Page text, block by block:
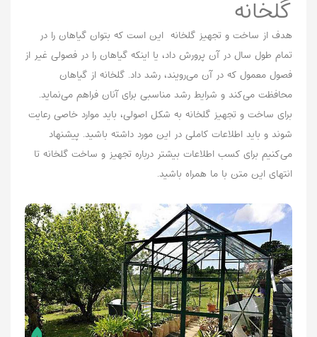
گلخانه‌
هدف از ساخت و تجهیز گلخانه‌ این است که بتوان گیاهان را در
تمام طول سال در آن پرورش داد، یا اینکه گیاهان را در فصولی غیر از
فصول معمول که در آن می‌رویند، رشد داد. گلخانه از گیاهان
محافظت می‌کند و شرایط رشد مناسبی برای آنان فراهم می‌نماید.
برای ساخت و تجهیز گلخانه‌ به شکل اصولی، باید موارد خاصی رعایت
شوند و باید اطلاعات کاملی در این مورد داشته باشید. پیشنهاد
می‌کنیم برای کسب اطلاعات بیشتر درباره تجهیز و ساخت گلخانه تا
انتهای این متن با ما همراه باشید.